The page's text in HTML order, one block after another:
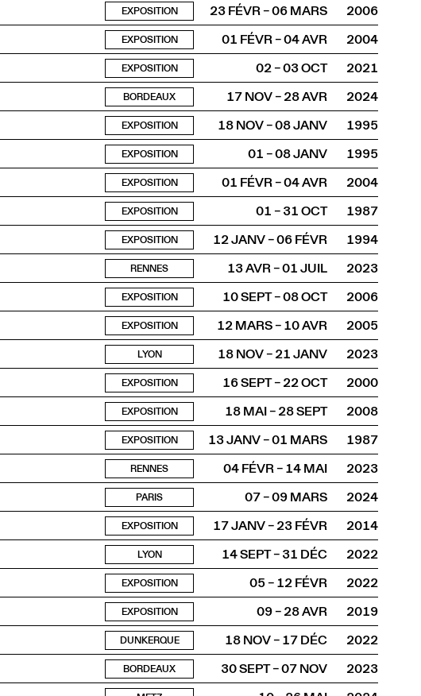
EXPOSITION 23 FÉVR – 06 MARS
2006
EXPOSITION 01 FÉVR – 04 AVR
2004
EXPOSITION 02 – 03 OCT
2021
BORDEAUX 17 NOV – 28 AVR
2024
EXPOSITION 18 NOV – 08 JANV
1995
EXPOSITION 01 – 08 JANV
1995
EXPOSITION 01 FÉVR – 04 AVR
2004
EXPOSITION 01 – 31 OCT
1987
EXPOSITION 12 JANV – 06 FÉVR
1994
RENNES 13 AVR – 01 JUIL
2023
EXPOSITION 10 SEPT – 08 OCT
2006
EXPOSITION 12 MARS – 10 AVR
2005
LYON 18 NOV – 21 JANV
2023
EXPOSITION 16 SEPT – 22 OCT
2000
EXPOSITION 18 MAI – 28 SEPT
2008
EXPOSITION 13 JANV – 01 MARS
1987
RENNES 04 FÉVR – 14 MAI
2023
PARIS 07 – 09 MARS
2024
EXPOSITION 17 JANV – 23 FÉVR
2014
LYON 14 SEPT – 31 DÉC
2022
EXPOSITION 05 – 12 FÉVR
2022
EXPOSITION 09 – 28 AVR
2019
DUNKERQUE 18 NOV – 17 DÉC
2022
BORDEAUX 30 SEPT – 07 NOV
2023